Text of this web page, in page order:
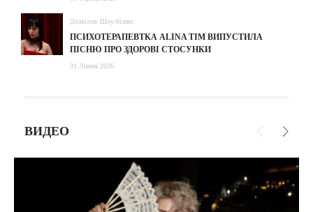
Дозвілля Шоу-бізнес
ПСИХОТЕРАПЕВТКА ALINA TIM ВИПУСТИЛА
ПІСНЮ ПРО ЗДОРОВІ СТОСУНКИ
31 Липня 2026
ВИДЕО